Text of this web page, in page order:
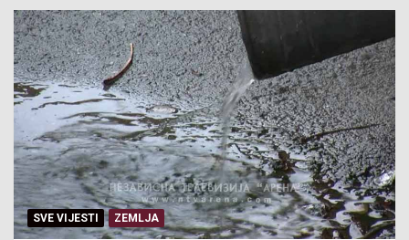
SVE VIJESTI ZEMLJA